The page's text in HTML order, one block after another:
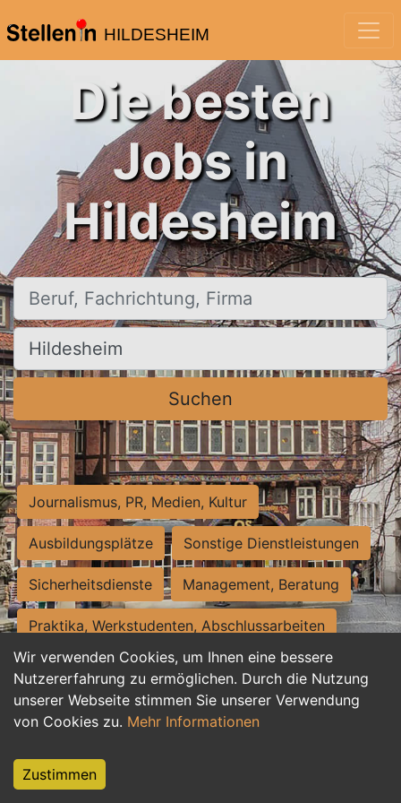
HILDESHEIM
Wir verwenden Cookies, um Ihnen eine bessere
Nutzererfahrung zu ermöglichen. Durch die Nutzung
unserer Webseite stimmen Sie unserer Verwendung
von Cookies zu. Mehr Informationen
Zustimmen
Die besten
Jobs in
Hildesheim
Beruf, Fachrichtung, Firma
Ort, Stadt
Suchen
Journalismus, PR, Medien, Kultur
Ausbildungsplätze Sonstige Dienstleistungen
Sicherheitsdienste Management, Beratung
Praktika, Werkstudenten, Abschlussarbeiten
Personalwesen Assistenz, Sekretariat
Hilfskräfte, Aushilfs- und Nebenjobs
Weiterbildung, Studium, duale Ausbildung